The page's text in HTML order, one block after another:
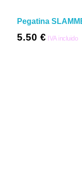
Pegatina
5.50 € IVA incluido